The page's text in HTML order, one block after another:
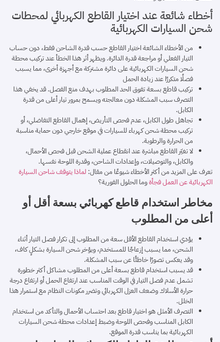
أخطاء شائعة عند اختيار القاطع الكهربائي لمحطات
شحن السيارات الكهربائية
من الأخطاء الشائعة اختيار القاطع حسب قدرة الشاحن فقط، دون حساب
التيار الفعلي أو مراجعة قدرة الدائرة. ويظهر أثر هذا الخطأ عند تركيب محطة
شحن السيارات الكهربائية على دائرة مشتركة مع أجهزة أخرى، مما يسبب
فصلًا متكررًا عند زيادة الحمل
تركيب قاطع بسعة تفوق الحد المطلوب بهدف منع الفصل. قد يخفي هذا
التصرف سبب المشكلة دون معالجته ويسمح بمرور تيار أعلى من قدرة
الكابل.
تجاهل طول الكابل، عدم فحص التأريض، إهمال القاطع التفاضلي، أو
تركيب محطة شحن كهرباء للسيارات في موقع خارجي دون حماية مناسبة
من الحرارة والرطوبة.
لا تغيّر القاطع مباشرة عند انقطاع عملية الشحن قبل فحص الأحمال،
والكابل، والتوصيلات، وإعدادات الشاحن، وقدرة اللوحة نفسها.
تعرف على المزيد من أكثر الأخطاء شيوعًا من مقال: لماذا يتوقف شاحن السيارة
الكهربائية عن العمل فجأةوما الحلول الفورية؟
مخاطر استخدام قاطع كهربائي بسعة أقل أو
أعلى من المطلوب
يؤدي استخدام القاطع الأقل سعة من المطلوب إلى تكرار فصل التيار أثناء
الشحن، مما يسبب إزعاجًا للمستخدم، ويؤخر شحن السيارة بشكلٍ كاف،
وقد يعكس تصورًا خاطئًا عن سبب المشكلة.
قد يسبب استخدام قاطع بسعة أعلى من المطلوب مشاكل أكثر خطورة
تشمل عدم فصل التيار في الوقت المناسب عند ارتفاع الحمل أو ارتفاع درجة
حرارة الأسلاك وضعف العزل الكهربائي وتضرر مكونات النظام مع استمرار هذا
الخلل.
التصرف الأمثل هو اختيار قاطع بعد احتساب الأحمال والتأكد من استخدام
الكابل المناسب وفحص اللوحة وضبط إعدادات محطة شحن السيارات
الكهربائية بما يناسب قدرة الموقع.